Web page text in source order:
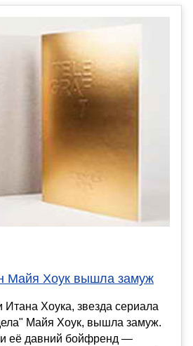
Майя Хоук вышла замуж
Хоука, звезда сериала
Майя Хоук, вышла замуж.
и её давний бойфренд —